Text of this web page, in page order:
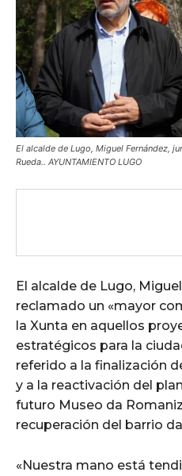
El alcalde de Lugo, Miguel Fernández,
Rueda.. AYUNTAMIENTO LUGO
El alcalde de Lugo,
reclamado un «mayor
la Xunta en aquellos
estratégicos para la
referido a la finalización
y a la reactivación del
futuro Museo da
recuperación del barrio
«Nuestra mano está